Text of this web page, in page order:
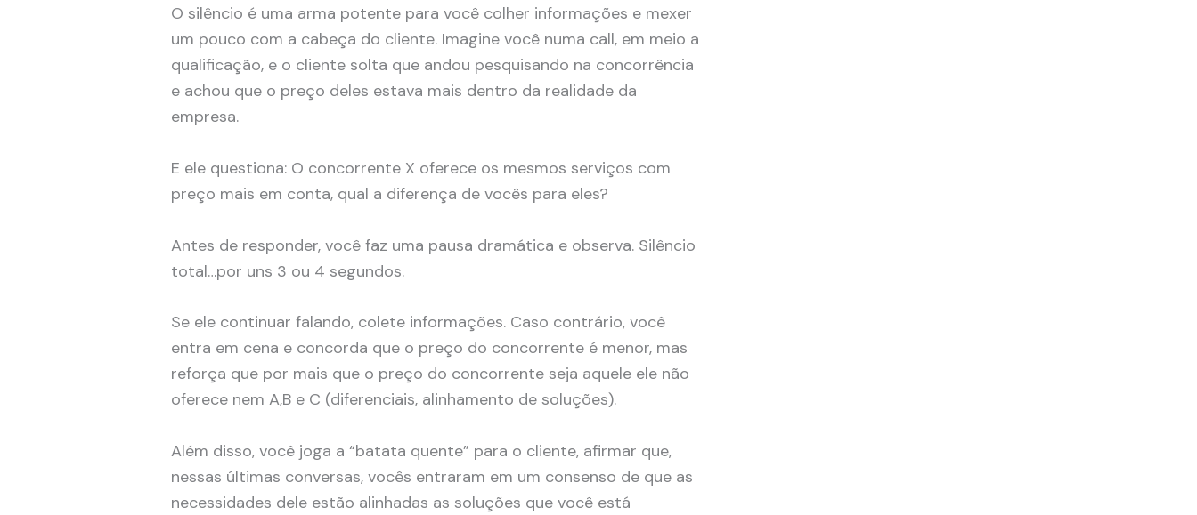
O silêncio é uma arma potente para você colher informações e mexer
um pouco com a cabeça do cliente. Imagine você numa call, em meio a
qualificação, e o cliente solta que andou pesquisando na concorrência
e achou que o preço deles estava mais dentro da realidade da
empresa.
E ele questiona: O concorrente X oferece os mesmos serviços com
preço mais em conta, qual a diferença de vocês para eles?
Antes de responder, você faz uma pausa dramática e observa. Silêncio
total…por uns 3 ou 4 segundos.
Se ele continuar falando, colete informações. Caso contrário, você
entra em cena e concorda que o preço do concorrente é menor, mas
reforça que por mais que o preço do concorrente seja aquele ele não
oferece nem A,B e C (diferenciais, alinhamento de soluções).
Além disso, você joga a “batata quente” para o cliente, afirmar que,
nessas últimas conversas, vocês entraram em um consenso de que as
necessidades dele estão alinhadas as soluções que você está